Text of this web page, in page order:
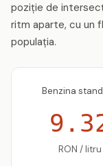
poziție de
ritm aparte, cu un
populația.
Benzina
RON / litru